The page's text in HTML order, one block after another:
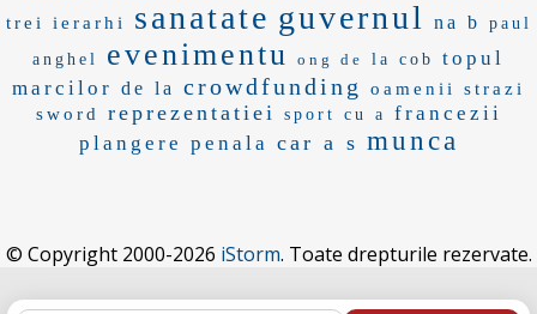
trei ierarhi
sanatate guvernul na b
paul
anghel
evenimentu ong de la cob
topul
marcilor de la crowdfunding
oamenii strazi
sword
reprezentatiei sport cu a
francezii
plangere penala car a s munca
© Copyright 2000-2026 iStorm. Toate drepturile rezervate.